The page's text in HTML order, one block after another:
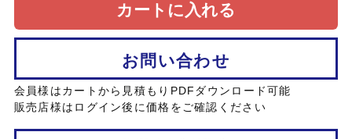
お問い合わせ
カートに入れる
会員様はカートから見積もりPDFダウンロード可能
販売店様はログイン後に価格をご確認ください